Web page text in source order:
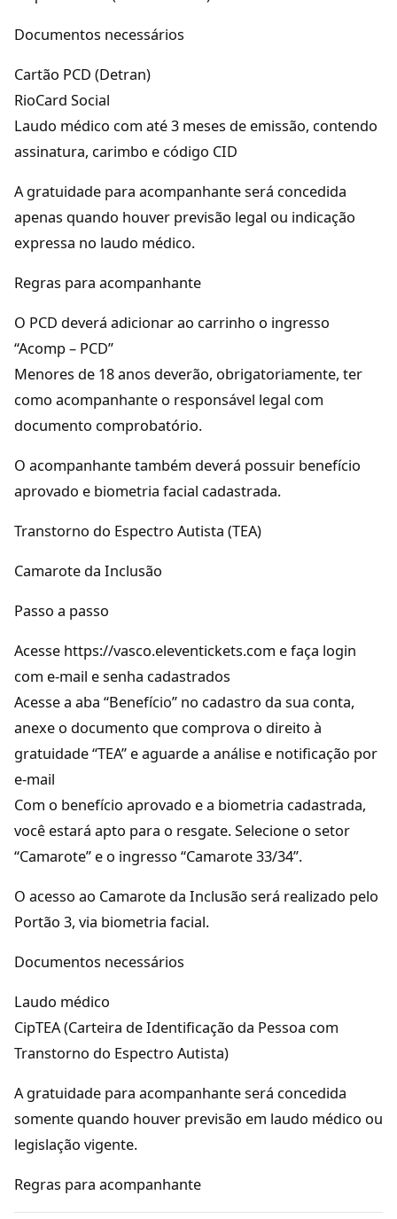
Documentos necessários
Cartão PCD (Detran)
RioCard Social
Laudo médico com até 3 meses de emissão, contendo
assinatura, carimbo e código CID
A gratuidade para acompanhante será concedida
apenas quando houver previsão legal ou indicação
expressa no laudo médico.
Regras para acompanhante
O PCD deverá adicionar ao carrinho o ingresso
“Acomp – PCD”
Menores de 18 anos deverão, obrigatoriamente, ter
como acompanhante o responsável legal com
documento comprobatório.
O acompanhante também deverá possuir benefício
aprovado e biometria facial cadastrada.
Transtorno do Espectro Autista (TEA)
Camarote da Inclusão
Passo a passo
Acesse https://vasco.eleventickets.com e faça login
com e-mail e senha cadastrados
Acesse a aba “Benefício” no cadastro da sua conta,
anexe o documento que comprova o direito à
gratuidade “TEA” e aguarde a análise e notificação por
e-mail
Com o benefício aprovado e a biometria cadastrada,
você estará apto para o resgate. Selecione o setor
“Camarote” e o ingresso “Camarote 33/34”.
O acesso ao Camarote da Inclusão será realizado pelo
Portão 3, via biometria facial.
Documentos necessários
Laudo médico
CipTEA (Carteira de Identificação da Pessoa com
Transtorno do Espectro Autista)
A gratuidade para acompanhante será concedida
somente quando houver previsão em laudo médico ou
legislação vigente.
Regras para acompanhante